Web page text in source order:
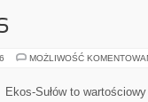
MOŻLIWOŚĆ
Ekos-Sułów to